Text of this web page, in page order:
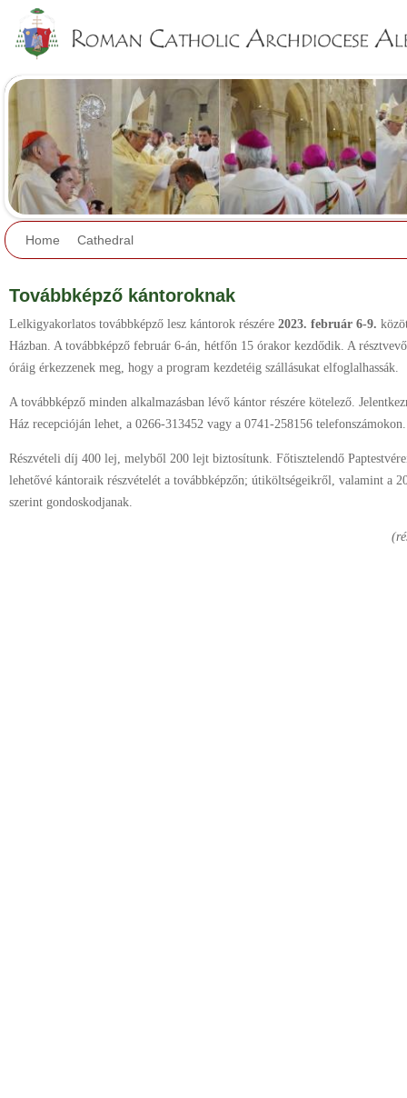
Home Cathedral
Továbbképző kántoroknak
Lelkigyakorlatos továbbképző lesz kántorok részére 2023. február 6-9.
Házban. A továbbképző február 6-án, hétfőn 15 órakor kezdődik. A
óráig érkezzenek meg, hogy a program kezdetéig szállásukat elfoglalhassák.
A továbbképző minden alkalmazásban lévő kántor részére kötelező.
Ház recepcióján lehet, a 0266-313452 vagy a 0741-258156 telefonszámokon.
Részvételi díj 400 lej, melyből 200 lejt biztosítunk. Főtisztelendő
lehetővé kántoraik részvételét a továbbképzőn; útiköltségeikről, valamint a
szerint gondoskodjanak.